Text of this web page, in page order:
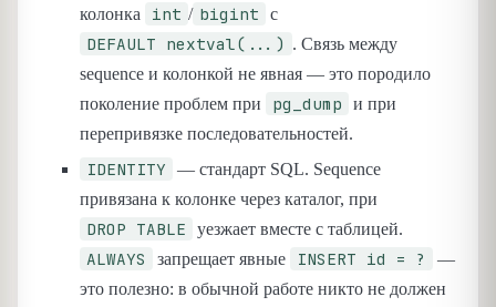
колонка
int / bigint с
DEFAULT nextval(...) . Связь между
sequence и колонкой не явная — это породило
поколение проблем при
pg_dump
и при
перепривязке последовательностей.
IDENTITY
— стандарт SQL. Sequence
привязана к колонке через каталог, при
DROP TABLE уезжает вместе с таблицей.
ALWAYS запрещает явные INSERT id = ?
—
это полезно: в обычной работе никто не должен